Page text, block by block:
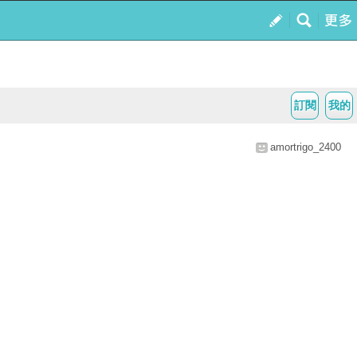
我的
訂閱
amortrigo_2400